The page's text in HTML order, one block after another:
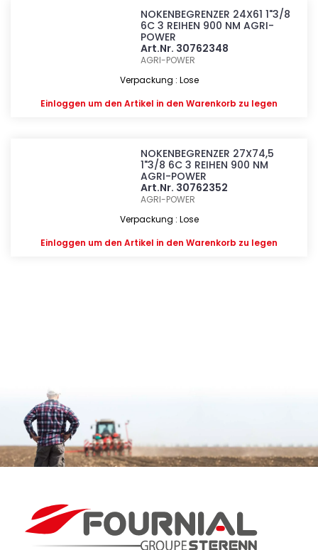
NOKENBEGRENZER 24X61 1"3/8
6C 3 REIHEN 900 NM AGRI-
POWER
Art.Nr. 30762348
AGRI-POWER
Verpackung : Lose
Einloggen um den Artikel in den Warenkorb zu legen
NOKENBEGRENZER 27X74,5
1"3/8 6C 3 REIHEN 900 NM
AGRI-POWER
Art.Nr. 30762352
AGRI-POWER
Verpackung : Lose
Einloggen um den Artikel in den Warenkorb zu legen